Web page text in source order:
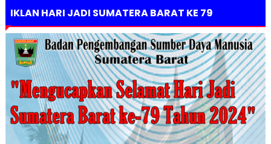
IKLAN HARI JADI SUMATERA BARAT KE 79